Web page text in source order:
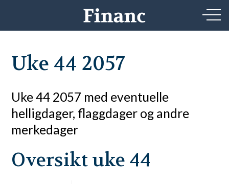
Uke 44 2057
Uke 44 2057 med eventuelle
helligdager, flaggdager og andre
merkedager
Oversikt uke 44